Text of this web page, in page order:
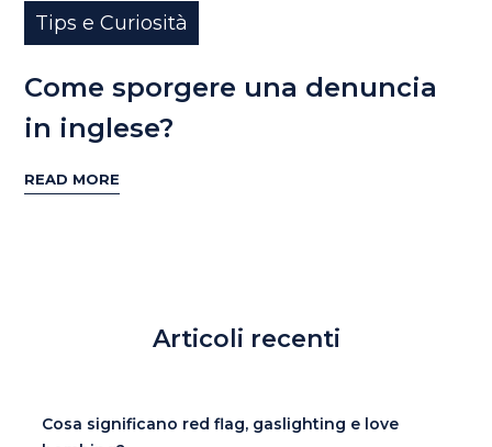
Tips e Curiosità
Come sporgere una denuncia
in inglese?
READ MORE
Articoli recenti
Cosa significano red flag, gaslighting e love